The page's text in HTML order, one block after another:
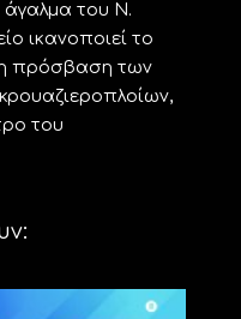
του Ν.
ικανοποιεί το
πρόσβαση των
του